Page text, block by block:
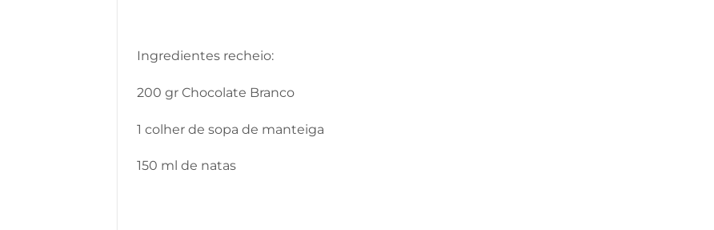
Ingredientes recheio:
200 gr Chocolate Branco
1 colher de sopa de manteiga
150 ml de natas